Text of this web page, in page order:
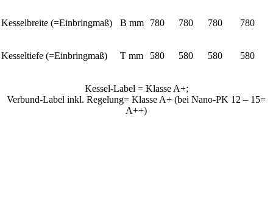
Kesselbreite (=Einbringmaß) B mm 780 780 780 780
Kesseltiefe (=Einbringmaß) T mm 580 580 580 580
Kessel-Label = Klasse A+;
Verbund-Label inkl. Regelung= Klasse A+ (bei Nano-PK 12 – 15=
A++)